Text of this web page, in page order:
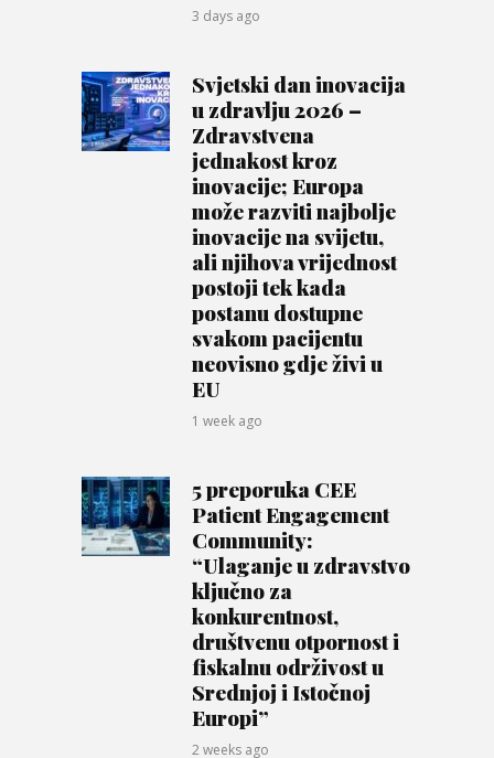
3 days ago
Svjetski dan inovacija
u zdravlju 2026 –
Zdravstvena
jednakost kroz
inovacije; Europa
može razviti najbolje
inovacije na svijetu,
ali njihova vrijednost
postoji tek kada
postanu dostupne
svakom pacijentu
neovisno gdje živi u
EU
1 week ago
5 preporuka CEE
Patient Engagement
Community:
“Ulaganje u zdravstvo
ključno za
konkurentnost,
društvenu otpornost i
fiskalnu održivost u
Srednjoj i Istočnoj
Europi”
2 weeks ago